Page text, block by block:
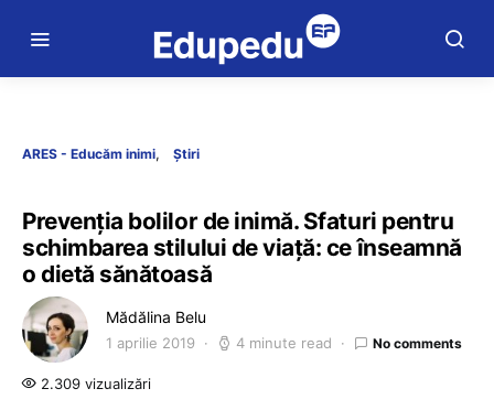
ARES - Educăm inimi Știri
Prevenția bolilor de inimă. Sfaturi pentru
schimbarea stilului de viață: ce înseamnă
o dietă sănătoasă
Mădălina Belu
1 aprilie 2019 4 minute read No comments
2.309 vizualizări